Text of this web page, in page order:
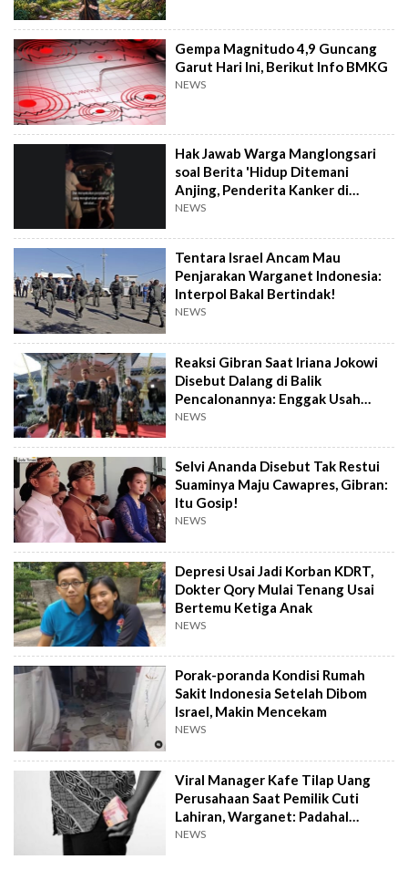
Gempa Magnitudo 4,9 Guncang
Garut Hari Ini, Berikut Info BMKG
NEWS
Hak Jawab Warga Manglongsari
soal Berita 'Hidup Ditemani
Anjing, Penderita Kanker di
Wonosobo Diamuk Warga'
NEWS
Tentara Israel Ancam Mau
Penjarakan Warganet Indonesia:
Interpol Bakal Bertindak!
NEWS
Reaksi Gibran Saat Iriana Jokowi
Disebut Dalang di Balik
Pencalonannya: Enggak Usah
Dibesar-besarkan
NEWS
Selvi Ananda Disebut Tak Restui
Suaminya Maju Cawapres, Gibran:
Itu Gosip!
NEWS
Depresi Usai Jadi Korban KDRT,
Dokter Qory Mulai Tenang Usai
Bertemu Ketiga Anak
NEWS
Porak-poranda Kondisi Rumah
Sakit Indonesia Setelah Dibom
Israel, Makin Mencekam
NEWS
Viral Manager Kafe Tilap Uang
Perusahaan Saat Pemilik Cuti
Lahiran, Warganet: Padahal
Enggak Gede Banget
NEWS